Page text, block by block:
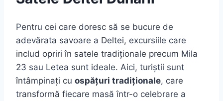
Pentru cei care doresc să se bucure de
adevărata savoare a Deltei, excursiile care
includ opriri în satele tradiționale precum Mila
23 sau Letea sunt ideale. Aici, turiștii sunt
întâmpinați cu ospățuri tradiționale, care
transformă fiecare masă într-o celebrare a